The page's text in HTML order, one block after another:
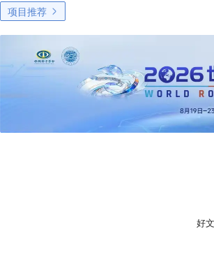
项目推荐
好